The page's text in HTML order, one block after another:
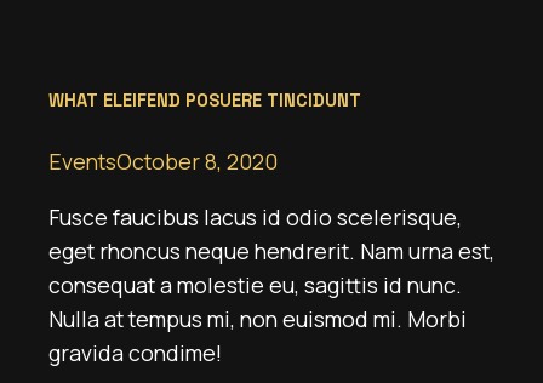
WHAT ELEIFEND POSUERE TINCIDUNT
EventsOctober 8, 2020
Fusce faucibus lacus id odio scelerisque,
eget rhoncus neque hendrerit. Nam urna est,
consequat a molestie eu, sagittis id nunc.
Nulla at tempus mi, non euismod mi. Morbi
gravida condime!